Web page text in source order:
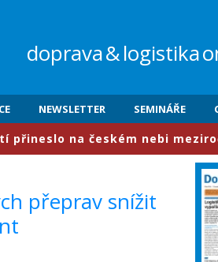
doprava&logistika
NEWSLETTER SEMINÁŘE
na českém nebi meziročně
přeprav snížit